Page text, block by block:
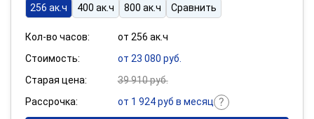
256 ак.ч 400 ак.ч 800 ак.ч Сравнить
Кол-во часов:
от 256 ак.ч
Стоимость:
от 23 080 руб.
Старая цена:
39 910 руб.
Рассрочка:
от 1 924 руб в месяц